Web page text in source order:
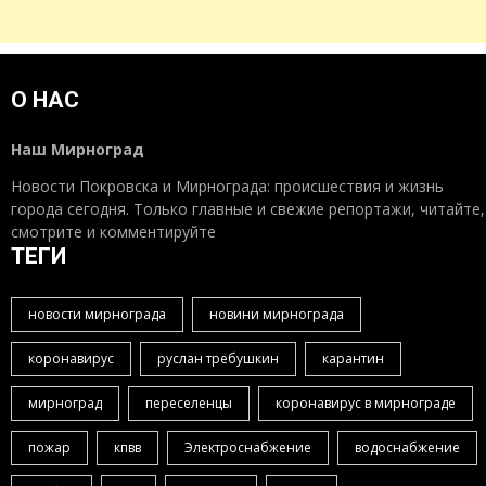
О НАС
Наш Мирноград
Новости Покровска и Мирнограда: происшествия и жизнь
города сегодня. Только главные и свежие репортажи, читайте,
смотрите и комментируйте
ТЕГИ
новости мирнограда новини мирнограда
коронавирус руслан требушкин карантин
мирноград переселенцы коронавирус в мирнограде
пожар кпвв Электроснабжение водоснабжение